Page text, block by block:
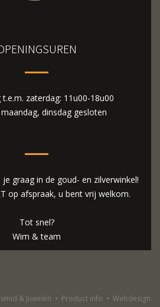
zaterdag: 11u00-18u00
dinsdag gesloten
graag in de goud- en zilverwinkel!
op afspraak, u bent vrij welkom.
Tot snel?
Wim & team
& Juwelen • Product info • Webdesign